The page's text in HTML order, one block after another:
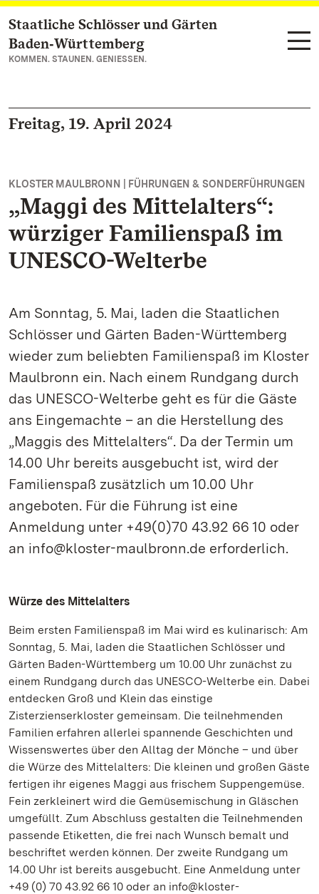
Zum Hauptinhalt springen
Staatliche Schlösser und Gärten
Baden‑Württemberg
KOMMEN. STAUNEN. GENIESSEN.
Freitag, 19. April 2024
KLOSTER MAULBRONN | FÜHRUNGEN & SONDERFÜHRUNGEN
„Maggi des Mittelalters“:
würziger Familienspaß im
UNESCO-Welterbe
Am Sonntag, 5. Mai, laden die Staatlichen
Schlösser und Gärten Baden-Württemberg
wieder zum beliebten Familienspaß im Kloster
Maulbronn ein. Nach einem Rundgang durch
das UNESCO-Welterbe geht es für die Gäste
ans Eingemachte – an die Herstellung des
„Maggis des Mittelalters“. Da der Termin um
14.00 Uhr bereits ausgebucht ist, wird der
Familienspaß zusätzlich um 10.00 Uhr
angeboten. Für die Führung ist eine
Anmeldung unter +49(0)70 43.92 66 10 oder
an info@kloster-maulbronn.de erforderlich.
Würze des Mittelalters
Beim ersten Familienspaß im Mai wird es kulinarisch: Am
Sonntag, 5. Mai, laden die Staatlichen Schlösser und
Gärten Baden-Württemberg um 10.00 Uhr zunächst zu
einem Rundgang durch das UNESCO-Welterbe ein. Dabei
entdecken Groß und Klein das einstige
Zisterzienserkloster gemeinsam. Die teilnehmenden
Familien erfahren allerlei spannende Geschichten und
Wissenswertes über den Alltag der Mönche – und über
die Würze des Mittelalters: Die kleinen und großen Gäste
fertigen ihr eigenes Maggi aus frischem Suppengemüse.
Fein zerkleinert wird die Gemüsemischung in Gläschen
umgefüllt. Zum Abschluss gestalten die Teilnehmenden
passende Etiketten, die frei nach Wunsch bemalt und
beschriftet werden können. Der zweite Rundgang um
14.00 Uhr ist bereits ausgebucht. Eine Anmeldung unter
+49 (0) 70 43.92 66 10 oder an info@kloster-